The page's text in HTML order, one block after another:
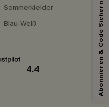
Sommerkleider
Blau-Weiß
4.4 Abonnieren & Code Sichern